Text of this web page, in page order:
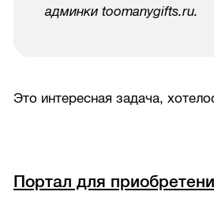
админки toomanygifts.ru.
Это интересная задача,
Портал для